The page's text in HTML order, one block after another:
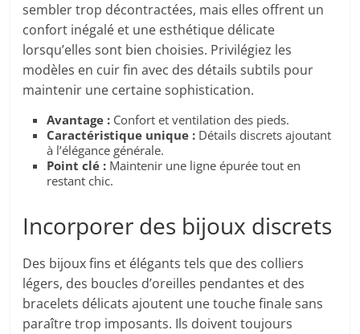
sembler trop décontractées, mais elles offrent un
confort inégalé et une esthétique délicate
lorsqu’elles sont bien choisies. Privilégiez les
modèles en cuir fin avec des détails subtils pour
maintenir une certaine sophistication.
Avantage : Confort et ventilation des pieds.
Caractéristique unique : Détails discrets ajoutant
à l’élégance générale.
Point clé : Maintenir une ligne épurée tout en
restant chic.
Incorporer des bijoux discrets
Des bijoux fins et élégants tels que des colliers
légers, des boucles d’oreilles pendantes et des
bracelets délicats ajoutent une touche finale sans
paraître trop imposants. Ils doivent toujours